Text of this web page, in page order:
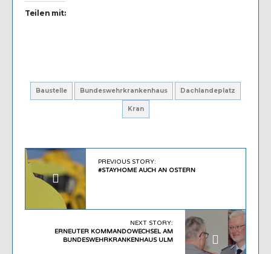
Teilen mit:
Baustelle Bundeswehrkrankenhaus Dachlandeplatz
Kran
PREVIOUS STORY:
#STAYHOME AUCH AN OSTERN
NEXT STORY:
ERNEUTER KOMMANDOWECHSEL AM
BUNDESWEHRKRANKENHAUS ULM